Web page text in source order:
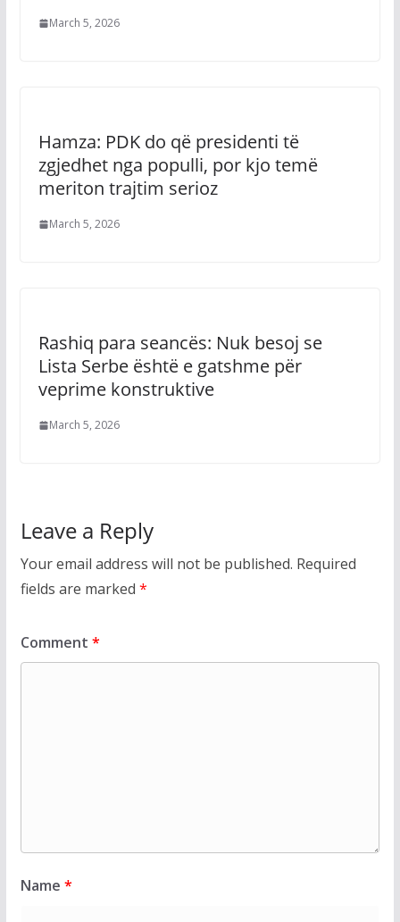
March 5, 2026
Hamza: PDK do që presidenti të
zgjedhet nga populli, por kjo temë
meriton trajtim serioz
March 5, 2026
Rashiq para seancës: Nuk besoj se
Lista Serbe është e gatshme për
veprime konstruktive
March 5, 2026
Leave a Reply
Your email address will not be published. Required
fields are marked *
Comment *
Name *